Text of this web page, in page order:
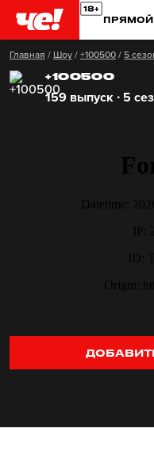
Главная / Шоу / +100500 / 5
+100500
159 выпуск ∙ 5